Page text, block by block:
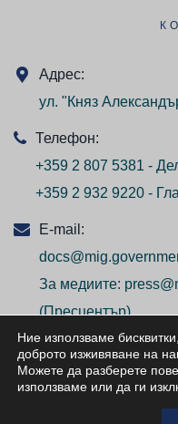
Адрес:
ул. "Княз
Телефон:
+359 2 807 5381 -
+359 2 932 9220 -
E-mail:
За медиите:
(Пресцентър)
© ВСИЧКИ ПРАВА
Ние използваме
доброто изживяване на
Можете да разберете
използваме или да ги